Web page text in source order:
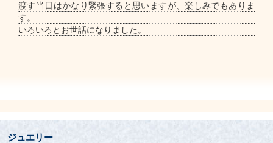
渡す当日はかなり緊張すると思いますが、楽しみでもありま
す。
いろいろとお世話になりました。
ジュエリー